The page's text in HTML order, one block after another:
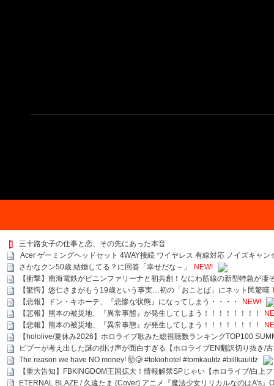
三十路女子の仕事と恋、その先にあった本音
Acer ゲーミングヘッドセット 4WAY接続 ワイヤレス 有線対応 ノイズキャ
さかなクン50歳 結婚してる？に回答「幸せだな～」
NEW!
【衝撃】南海電鉄がピニンファリーナと初共創！なにわ筋線の新型特急が凄
【驚愕】悠仁さまがもう19歳という事実…初の「おことば」にネット民驚嘆
【悲報】ドン・キホーテ、『悲惨な状態』になってしまう・・・・
NEW!
【悲報】熊本の被災地、『異常事態』が発生してしまう！！！！！！！！
【悲報】熊本の被災地、『異常事態』が発生してしまう！！！！！！！！
【hololive/夏休み2026】ホロライブ歌みた総視聴数ランキングTOP100
ビブーが考え出した謎の掛け声が面白すぎる【ホロライブEN翻訳切り抜き/
The reason we have NO money! 🤯🥲 #tokiohotel #tomkaulitz #billkaulitz
【重大告知】FBKINGDOM王国拡大！情報解禁SPじゃい【ホロライブ/白上
ETERNAL BLAZE / 久遠たま (Cover) アニメ『魔法少女リリカルなのはA's』